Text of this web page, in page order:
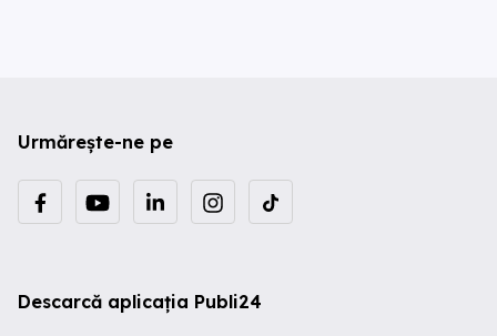
Urmărește-ne pe
Descarcă aplicația Publi24